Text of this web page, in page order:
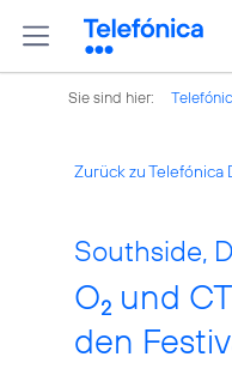
Sie sind hier:
Zurück zu
Southside,
O2 und
den